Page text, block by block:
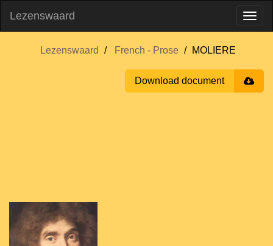
Lezenswaard
Lezenswaard French - Prose MOLIERE
Download document